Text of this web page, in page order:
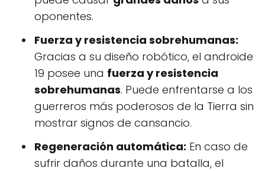
oponentes.
Fuerza y resistencia sobrehumanas:
Gracias a su diseño robótico, el androide
19 posee una fuerza y resistencia
sobrehumanas. Puede enfrentarse a los
guerreros más poderosos de la Tierra sin
mostrar signos de cansancio.
Regeneración automática: En caso de
sufrir daños durante una batalla, el